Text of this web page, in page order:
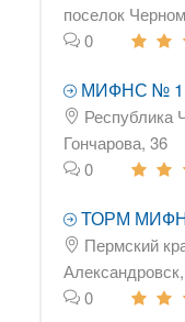
поселок
0
МИФНС № 1
Республика
Гончарова, 36
0
ТОРМ
Пермский
0